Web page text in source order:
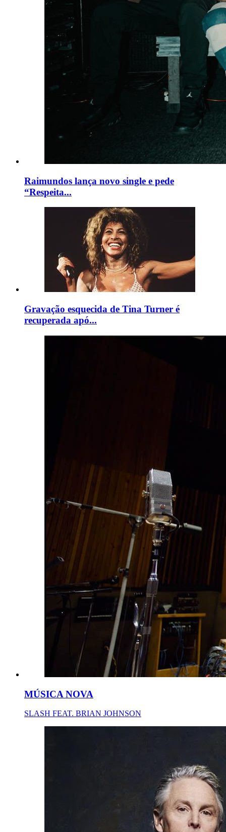
Raimundos lança novo single e pede
“Respeita...
Gravação esquecida de Tina Turner é
recuperada apó...
MÚSICA NOVA
SLASH FEAT. BRIAN JOHNSON